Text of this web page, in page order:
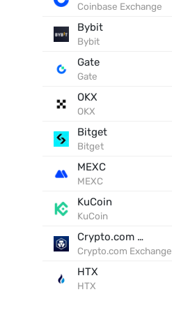
Coinbase Exchange
Bybit
Bybit
Gate
Gate
OKX
OKX
Bitget
Bitget
MEXC
MEXC
KuCoin
KuCoin
Crypto.com Exchange
Crypto.com Exchange
HTX
HTX